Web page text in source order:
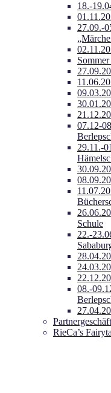
18.-
27.09.-
07.12-
29.11.-
Schule
22.-
08.-
RieCa’s